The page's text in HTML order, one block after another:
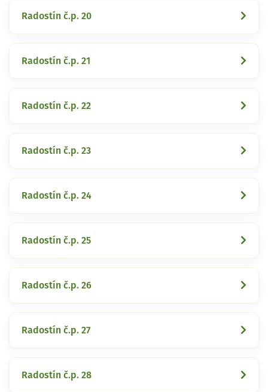
Radostín č.p. 20
Radostín č.p. 21
Radostín č.p. 22
Radostín č.p. 23
Radostín č.p. 24
Radostín č.p. 25
Radostín č.p. 26
Radostín č.p. 27
Radostín č.p. 28